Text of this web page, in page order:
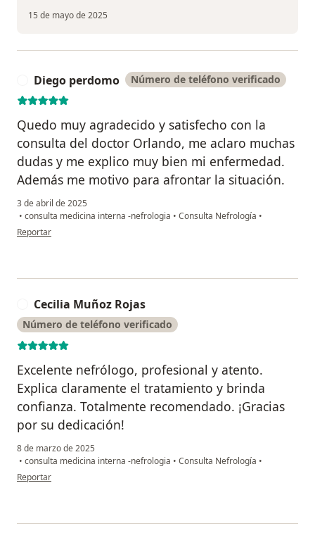
15 de mayo de 2025
Diego perdomo Número de teléfono verificado
Quedo muy agradecido y satisfecho con la
consulta del doctor Orlando, me aclaro muchas
dudas y me explico muy bien mi enfermedad.
Además me motivo para afrontar la situación.
3 de abril de 2025
• consulta medicina interna -nefrologia • Consulta Nefrología •
en opinión del usuario Diego perdomo
Reportar
Cecilia Muñoz Rojas
Número de teléfono verificado
Excelente nefrólogo, profesional y atento.
Explica claramente el tratamiento y brinda
confianza. Totalmente recomendado. ¡Gracias
por su dedicación!
8 de marzo de 2025
• consulta medicina interna -nefrologia • Consulta Nefrología •
en opinión del usuario Cecilia Muñoz Rojas
Reportar